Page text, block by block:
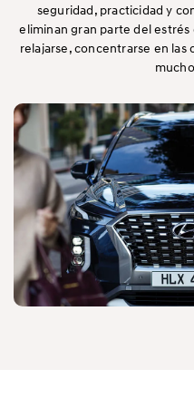
seguridad, practicidad y
eliminan gran parte del estrés
relajarse, concentrarse en las